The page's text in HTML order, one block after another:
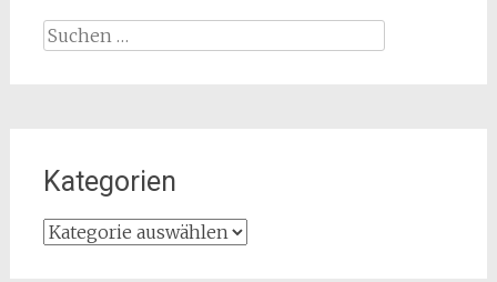
Suchen
Kategorien
Kategorien